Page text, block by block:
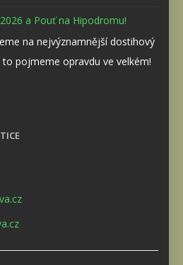
a Pouť na Hipodromu!
na nejvýznamnější dostihový
pojmeme opravdu ve velkém!